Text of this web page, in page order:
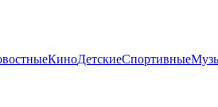
КиноДетскиеСпортивные